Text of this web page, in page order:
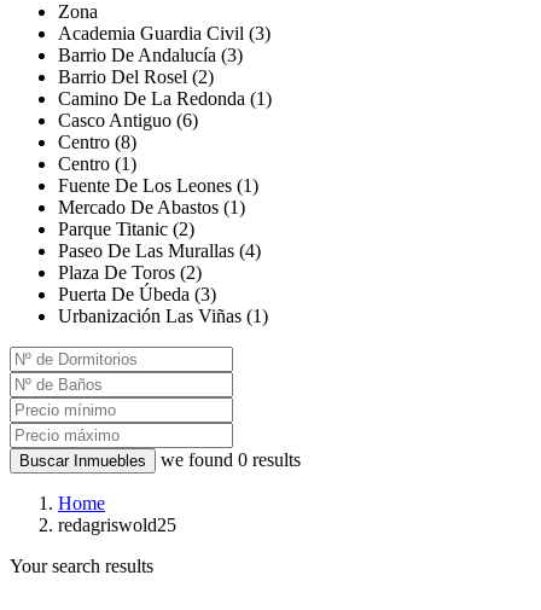
Zona
Academia Guardia Civil (3)
Barrio De Andalucía (3)
Barrio Del Rosel (2)
Camino De La Redonda (1)
Casco Antiguo (6)
Centro (8)
Centro (1)
Fuente De Los Leones (1)
Mercado De Abastos (1)
Parque Titanic (2)
Paseo De Las Murallas (4)
Plaza De Toros (2)
Puerta De Úbeda (3)
Urbanización Las Viñas (1)
Buscar Inmuebles we found 0 results
Home
redagriswold25
Your search results